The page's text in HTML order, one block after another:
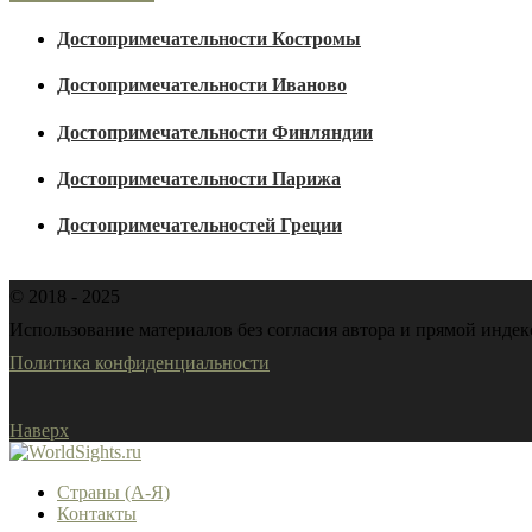
Достопримечательности Костромы
Достопримечательности Иваново
Достопримечательности Финляндии
Достопримечательности Парижа
Достопримечательностей Греции
© 2018 - 2025
Использование материалов без согласия автора и прямой
Политика конфиденциальности
Наверх
Страны (А-Я)
Контакты